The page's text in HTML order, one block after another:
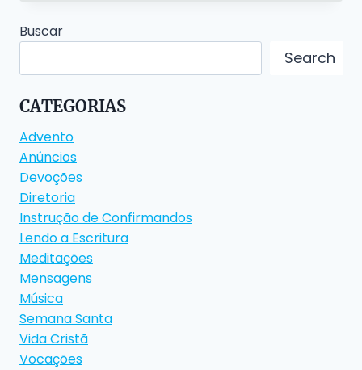
Buscar
Search
CATEGORIAS
Advento
Anúncios
Devoções
Diretoria
Instrução de Confirmandos
Lendo a Escritura
Meditações
Mensagens
Música
Semana Santa
Vida Cristã
Vocações